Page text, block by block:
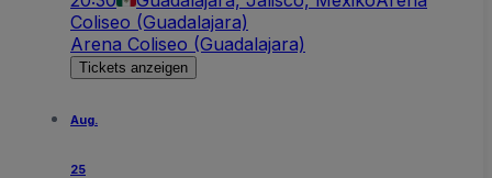
Coliseo (Guadalajara)
Arena Coliseo (Guadalajara)
Tickets anzeigen
Aug.
25